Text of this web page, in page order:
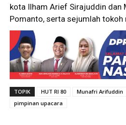
kota Ilham Arief Sirajuddin dan
Pomanto, serta sejumlah tokoh
TOPIK HUT RI 80 Munafri Arifuddin
pimpinan upacara